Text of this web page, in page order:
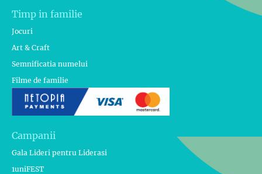
Timp in familie
Jocuri
Art & Craft
Semnificatia numelui
Filme de familie
Campanii
Gala Lideri pentru Liderasi
1uniFEST